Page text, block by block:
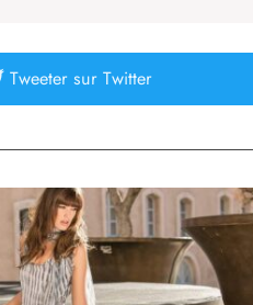
Tweetersur Twitter